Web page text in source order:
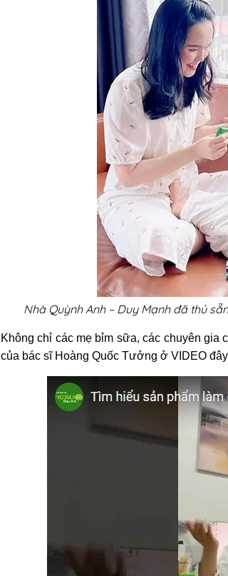
Nhà Quỳnh Anh – Duy Mạnh đã thủ
Không chỉ các mẹ bỉm sữa, các chuyên gia
của bác sĩ Hoàng Quốc Tưởng ở VIDEO